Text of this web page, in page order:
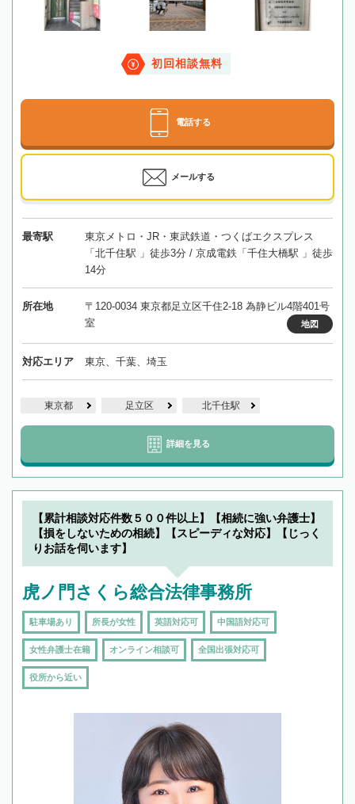
初回相談無料
電話する
メールする
最寄駅
東京メトロ・JR・東武鉄道・つくばエクスプレス
「北千住駅 」徒歩3分 / 京成電鉄「千住大橋駅 」徒歩
14分
所在地
〒120-0034 東京都足立区千住2-18 為静ビル4階401号
室
地図
対応エリア 東京、千葉、埼玉
東京都 足立区 北千住駅
詳細を見る
【累計相談対応件数５００件以上】【相続に強い弁護士】
【損をしないための相続】【スピーディな対応】【じっく
りお話を伺います】
虎ノ門さくら総合法律事務所
駐車場あり 所長が女性 英語対応可 中国語対応可
女性弁護士在籍 オンライン相談可 全国出張対応可
役所から近い